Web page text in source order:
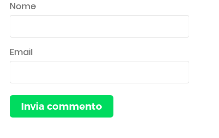
Nome
Email